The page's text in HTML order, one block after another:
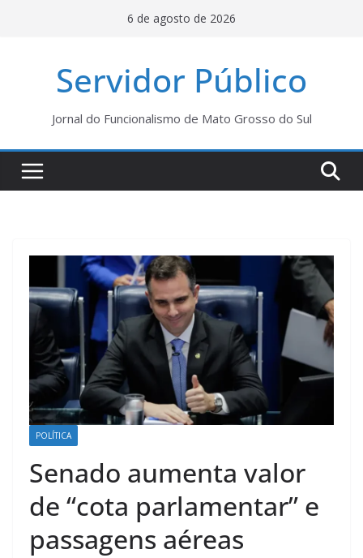
6 de agosto de 2026
Servidor Público
Jornal do Funcionalismo de Mato Grosso do Sul
POLÍTICA
Senado aumenta valor
de “cota parlamentar” e
passagens aéreas